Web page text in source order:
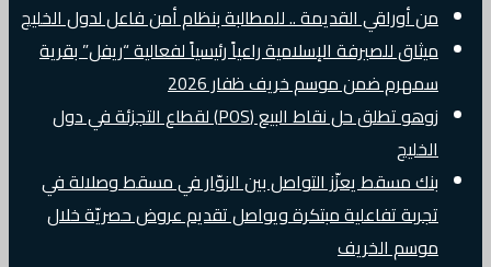
من أوراقي القديمة .. للمطالبة بنظام أمن فاعل لدول الخليج
ميثاق للصيرفة الإسلامية راعياً رئيسياً لفعالية “ريفل” بقرية
سمهرم ضمن موسم خريف ظفار 2026
زوهو تطلق حل نقاط البيع (POS) لقطاع التجزئة في دول
الخليج
بنك مسقط يعزّز التواصل بين الزوّار في مسقط وصلالة في
تجربة تفاعلية مبتكرة ويواصل تقديم عروض حصريّة خلال
موسم الخريف